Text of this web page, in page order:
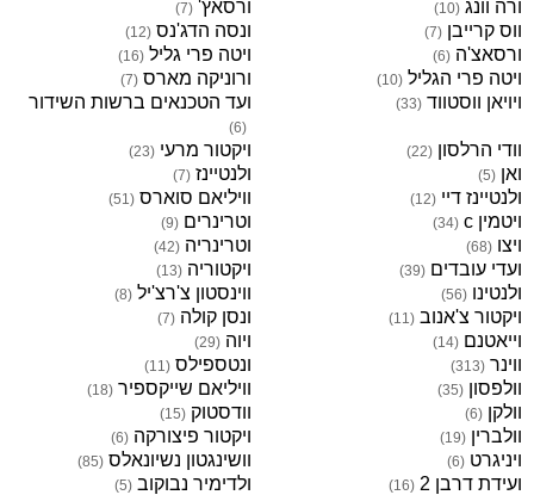
ורה וונג (
10
) ורסאץ' (
7
)
ווס קרייבן (
7
) ונסה הדג'נס (
12
)
ורסאצ'ה (
6
) ויטה פרי גליל (
16
)
ויטה פרי הגליל (
10
) ורוניקה מארס (
7
)
ויויאן ווסטווד (
33
) ועד הטכנאים ברשות השידור
(
6
)
וודי הרלסון (
22
) ויקטור מרעי (
23
)
ואן (
5
) ולנטיינז (
7
)
ולנטיינז דיי (
12
) וויליאם סוארס (
51
)
ויטמין c (
34
) וטרינרים (
9
)
ויצו (
68
) וטרינריה (
42
)
ועדי עובדים (
39
) ויקטוריה (
13
)
ולנטינו (
56
) ווינסטון צ'רצ'יל (
8
)
ויקטור צ'אנוב (
11
) ונסן קולה (
7
)
וייאטנם (
14
) ויוה (
29
)
ווינר (
313
) ונטספילס (
11
)
וולפסון (
35
) וויליאם שייקספיר (
18
)
וולקן (
6
) וודסטוק (
15
)
וולברין (
19
) ויקטור פיצורקה (
6
)
ויניגרט (
6
) וושינגטון נשיונאלס (
85
)
ועידת דרבן 2 (
16
) ולדימיר נבוקוב (
5
)